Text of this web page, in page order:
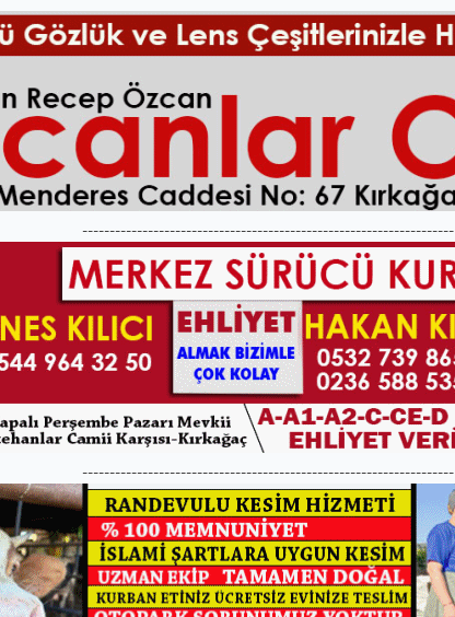
--------------------------------------------------------------------
--------------------------------------------------------------------